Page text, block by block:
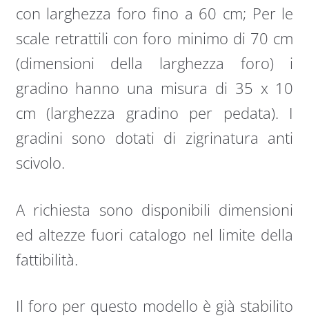
con larghezza foro fino a 60 cm; Per le
scale retrattili con foro minimo di 70 cm
(dimensioni della larghezza foro) i
gradino hanno una misura di 35 x 10
cm (larghezza gradino per pedata). I
gradini sono dotati di zigrinatura anti
scivolo.
A richiesta sono disponibili dimensioni
ed altezze fuori catalogo nel limite della
fattibilità.
Il foro per questo modello è già stabilito